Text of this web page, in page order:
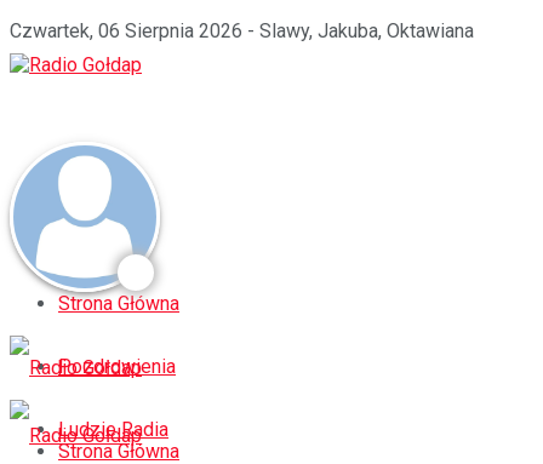
Czwartek, 06 Sierpnia 2026 - Slawy, Jakuba, Oktawiana
Strona Główna
Pozdrowienia
Ludzie Radia
Strona Główna